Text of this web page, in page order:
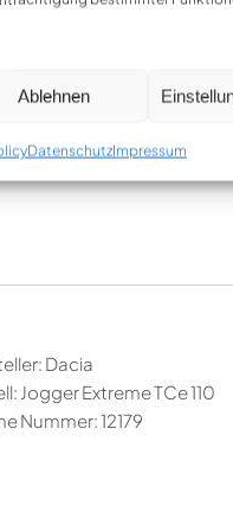
Ablehnen
DatenschutzImpressum
Dacia
Jogger Extreme TCe 110
Nummer: 12179